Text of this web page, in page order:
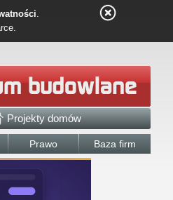
.
Projekty domów
Prawo Baza firm